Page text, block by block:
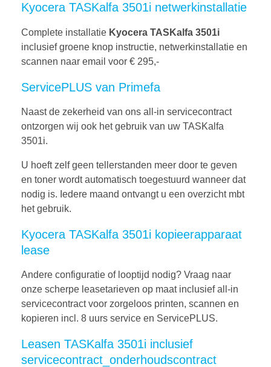
Kyocera TASKalfa 3501i netwerkinstallatie
Complete installatie Kyocera TASKalfa 3501i
inclusief groene knop instructie, netwerkinstallatie en
scannen naar email voor € 295,-
ServicePLUS van Primefa
Naast de zekerheid van ons all-in servicecontract
ontzorgen wij ook het gebruik van uw TASKalfa
3501i.
U hoeft zelf geen tellerstanden meer door te geven
en toner wordt automatisch toegestuurd wanneer dat
nodig is. Iedere maand ontvangt u een overzicht mbt
het gebruik.
Kyocera TASKalfa 3501i kopieerapparaat
lease
Andere configuratie of looptijd nodig? Vraag naar
onze scherpe leasetarieven op maat inclusief all-in
servicecontract voor zorgeloos printen, scannen en
kopieren incl. 8 uurs service en ServicePLUS.
Leasen TASKalfa 3501i inclusief
servicecontract_onderhoudscontract